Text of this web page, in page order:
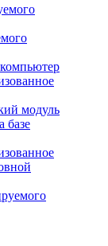
модуль
базе